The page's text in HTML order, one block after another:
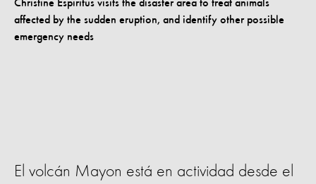
El volcán Mayon está en actividad desde el